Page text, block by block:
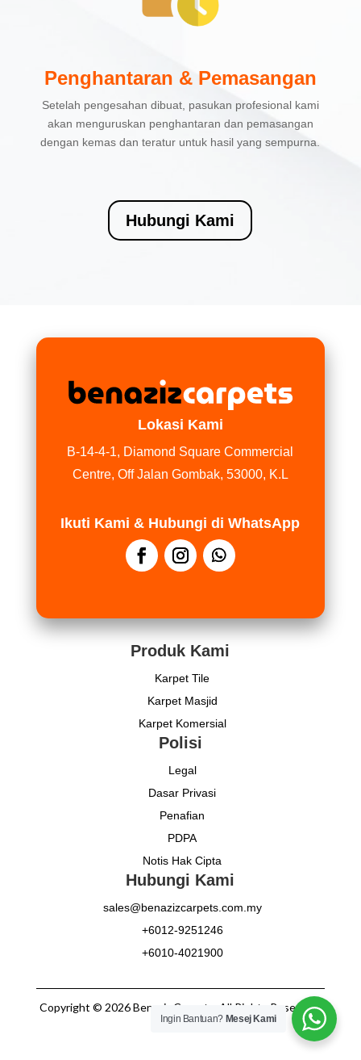
Penghantaran & Pemasangan
Setelah pengesahan dibuat, pasukan profesional kami
akan menguruskan penghantaran dan pemasangan
dengan kemas dan teratur untuk hasil yang sempurna.
Hubungi Kami
Lokasi Kami
B-14-4-1, Diamond Square Commercial
Centre, Off Jalan Gombak, 53000, K.L
Ikuti Kami & Hubungi di WhatsApp
Produk Kami
Karpet Tile
Karpet Masjid
Karpet Komersial
Polisi
Legal
Dasar Privasi
Penafian
PDPA
Notis Hak Cipta
Hubungi Kami
sales@benazizcarpets.com.my
+6012-9251246
+6010-4021900
Copyright © 2026 Benaziz Carpets. All Rights Reserved.
Ingin Bantuan? Mesej Kami